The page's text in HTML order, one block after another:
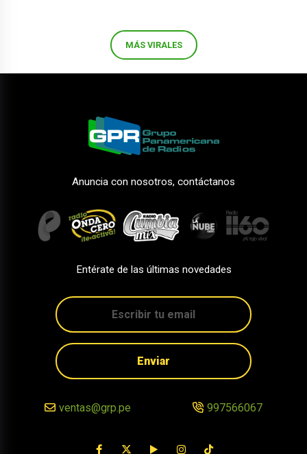
MÁS VIRALES
Anuncia con nosotros, contáctanos
Entérate de las últimas novedades
Enviar
ventas@grp.pe 997566067